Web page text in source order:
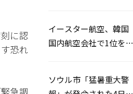
に認
恐れ
イースター航空、韓国
国内航空会社で1位を記
ソウル市「猛暑重大警